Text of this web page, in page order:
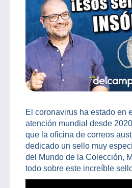
El coronavirus ha estado en
atención mundial desde
que la oficina de correos
dedicado un sello muy
del Mundo de la Colección,
todo sobre este increíble